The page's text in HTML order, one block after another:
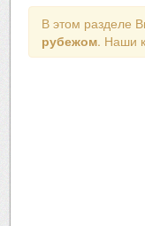
В этом разделе
рубежом. Наши